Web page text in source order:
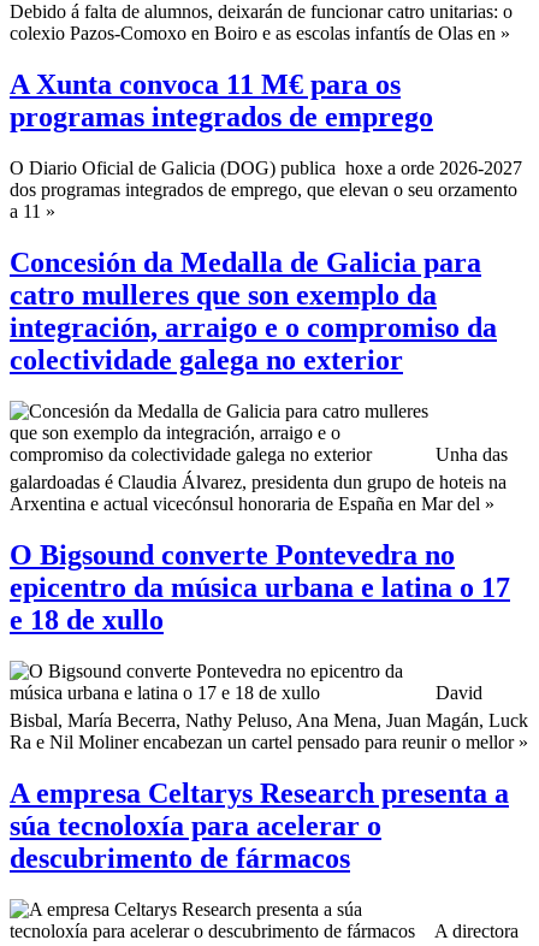
Debido á falta de alumnos, deixarán de funcionar catro unitarias: o
colexio Pazos-Comoxo en Boiro e as escolas infantís de Olas en »
A Xunta convoca 11 M€ para os
programas integrados de emprego
O Diario Oficial de Galicia (DOG) publica hoxe a orde 2026-2027
dos programas integrados de emprego, que elevan o seu orzamento
a 11 »
Concesión da Medalla de Galicia para
catro mulleres que son exemplo da
integración, arraigo e o compromiso da
colectividade galega no exterior
Unha das
galardoadas é Claudia Álvarez, presidenta dun grupo de hoteis na
Arxentina e actual vicecónsul honoraria de España en Mar del »
O Bigsound converte Pontevedra no
epicentro da música urbana e latina o 17
e 18 de xullo
David
Bisbal, María Becerra, Nathy Peluso, Ana Mena, Juan Magán, Luck
Ra e Nil Moliner encabezan un cartel pensado para reunir o mellor »
A empresa Celtarys Research presenta a
súa tecnoloxía para acelerar o
descubrimento de fármacos
A directora